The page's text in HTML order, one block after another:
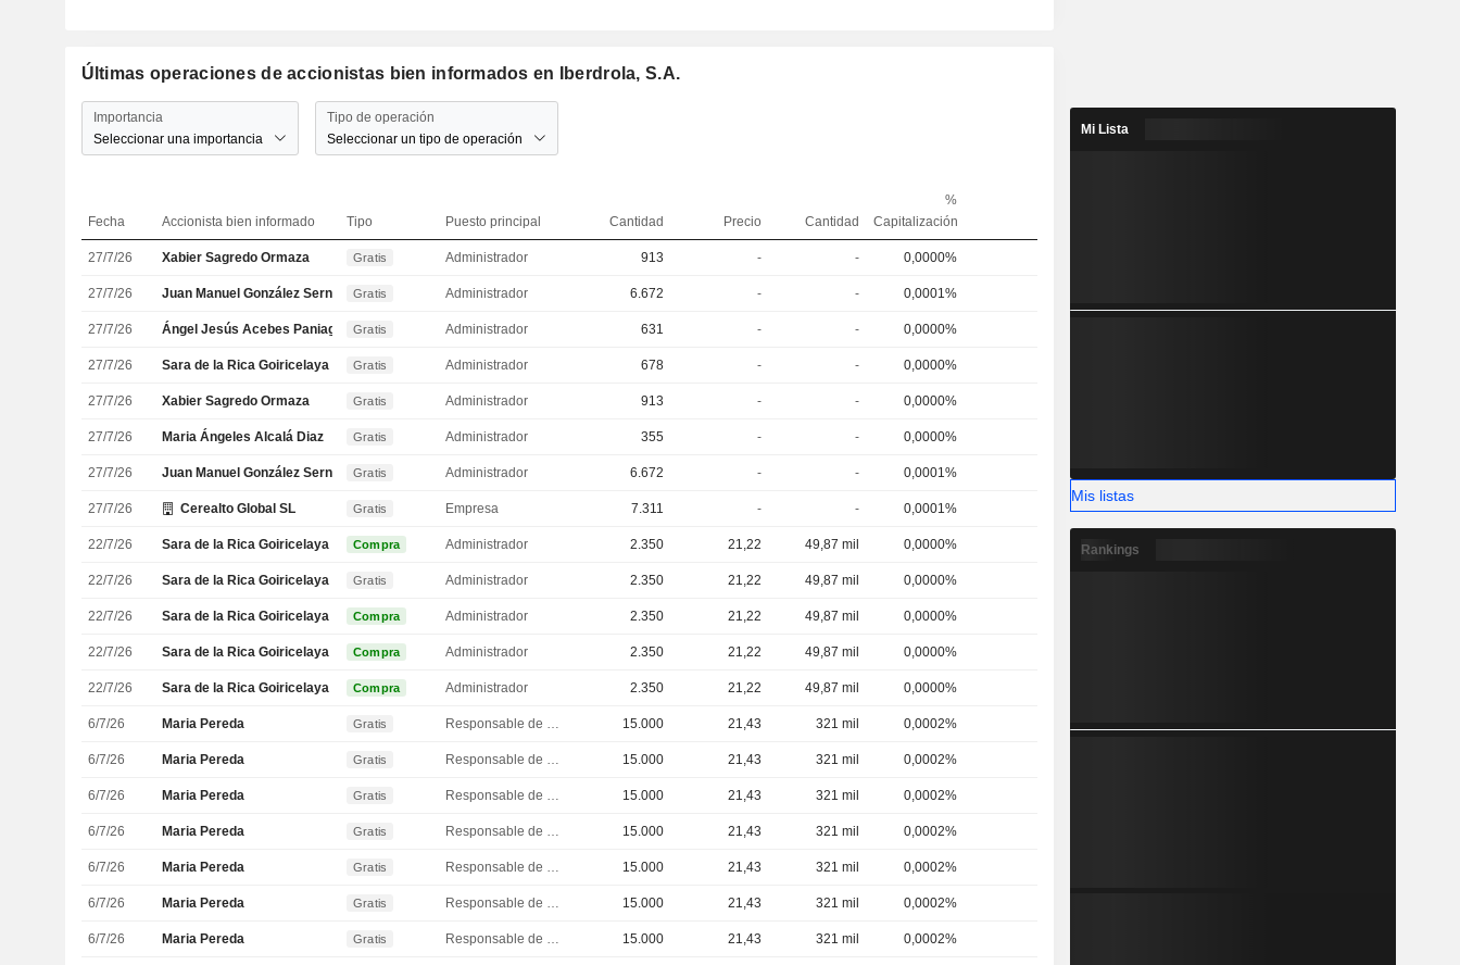
Últimas operaciones de accionistas bien informados en Iberdrola, S.A.
Importancia
Seleccionar una importancia
Tipo de operación
Seleccionar un tipo de operación
Fecha Accionista bien informado Tipo Puesto principal Cantidad Precio Cantidad
%
Capitalización
27/7/26 Xabier Sagredo Ormaza Gratis Administrador 913 - - 0,0000%
27/7/26 Juan Manuel González Serna Gratis Administrador 6.672 - - 0,0001%
27/7/26 Ángel Jesús Acebes Paniagua Gratis Administrador 631 - - 0,0000%
27/7/26 Sara de la Rica Goiricelaya Gratis Administrador 678 - - 0,0000%
27/7/26 Xabier Sagredo Ormaza Gratis Administrador 913 - - 0,0000%
27/7/26 Maria Ángeles Alcalá Diaz Gratis Administrador 355 - - 0,0000%
27/7/26 Juan Manuel González Serna Gratis Administrador 6.672 - - 0,0001%
27/7/26 Cerealto Global SL Gratis Empresa 7.311 - - 0,0001%
22/7/26 Sara de la Rica Goiricelaya Compra Administrador 2.350 21,22 49,87 mil 0,0000%
22/7/26 Sara de la Rica Goiricelaya Gratis Administrador 2.350 21,22 49,87 mil 0,0000%
22/7/26 Sara de la Rica Goiricelaya Compra Administrador 2.350 21,22 49,87 mil 0,0000%
22/7/26 Sara de la Rica Goiricelaya Compra Administrador 2.350 21,22 49,87 mil 0,0000%
22/7/26 Sara de la Rica Goiricelaya Compra Administrador 2.350 21,22 49,87 mil 0,0000%
6/7/26 Maria Pereda Gratis Responsable de cumplimiento 15.000 21,43 321 mil 0,0002%
6/7/26 Maria Pereda Gratis Responsable de cumplimiento 15.000 21,43 321 mil 0,0002%
6/7/26 Maria Pereda Gratis Responsable de cumplimiento 15.000 21,43 321 mil 0,0002%
6/7/26 Maria Pereda Gratis Responsable de cumplimiento 15.000 21,43 321 mil 0,0002%
6/7/26 Maria Pereda Gratis Responsable de cumplimiento 15.000 21,43 321 mil 0,0002%
6/7/26 Maria Pereda Gratis Responsable de cumplimiento 15.000 21,43 321 mil 0,0002%
6/7/26 Maria Pereda Gratis Responsable de cumplimiento 15.000 21,43 321 mil 0,0002%
Mi Lista
Mis listas
Rankings